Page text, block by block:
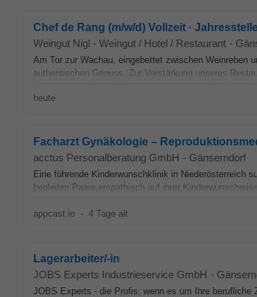
Chef de Rang (m/w/d) Vollzeit ·
Weingut Nigl - Weingut / Hotel / Restaurant -
Am Tor zur Wachau, eingebettet zwischen Weinreben
authentischen Genuss. Zur Verstärkung unseres
heute
Facharzt Gynäkologie –
acctus Personalberatung GmbH - Gänserndorf
Eine führende Kinderwunschklinik in Niederösterreich
begleiten Paare empathisch auf ihrer
appcast.io - 4 Tage alt
Lagerarbeiter/-in
JOBS Experts Industrieservice GmbH -
JOBS Experts - die Profis, wenn es um Ihre